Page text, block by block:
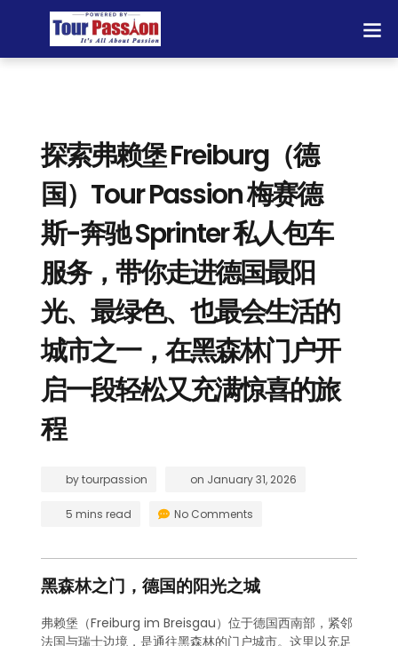
探索弗赖堡 Freiburg（德
国）Tour Passion 梅赛德
斯-奔驰 Sprinter 私人包车
服务，带你走进德国最阳
光、最绿色、也最会生活的
城市之一，在黑森林门户开
启一段轻松又充满惊喜的旅
程
bytourpassion on January 31, 2026
5 mins read No Comments
黑森林之门，德国的阳光之城
弗赖堡（Freiburg im Breisgau）位于德国西南部，紧邻
法国与瑞士边境，是通往黑森林的门户城市。这里以充足